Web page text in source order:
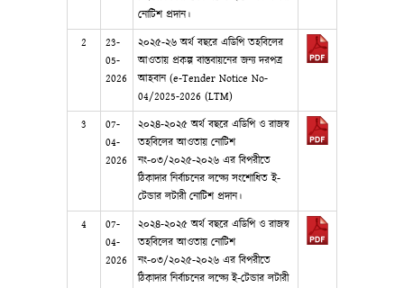
নোটিশ প্রদান।
2
23-
05-
2026
২০২৫-২৬ অর্থ বছরে এডিপি তহবিলের
আওতায় প্রকল্প বাস্তবায়নের জন্য দরপত্র
আহবান (e-Tender Notice No-
04/2025-2026 (LTM)
3
07-
04-
2026
২০২৪-২০২৫ অর্থ বছরে এডিপি ও রাজস্ব
তহবিলের আওতায় নোটিশ
নং-০৩/২০২৫-২০২৬ এর বিপরীতে
ঠিকাদার নির্বাচনের লক্ষ্যে সংশোধিত ই-
টেন্ডার লটারী নোটিশ প্রদান।
4
07-
04-
2026
২০২৪-২০২৫ অর্থ বছরে এডিপি ও রাজস্ব
তহবিলের আওতায় নোটিশ
নং-০৩/২০২৫-২০২৬ এর বিপরীতে
ঠিকাদার নির্বাচনের লক্ষ্যে ই-টেন্ডার লটারী